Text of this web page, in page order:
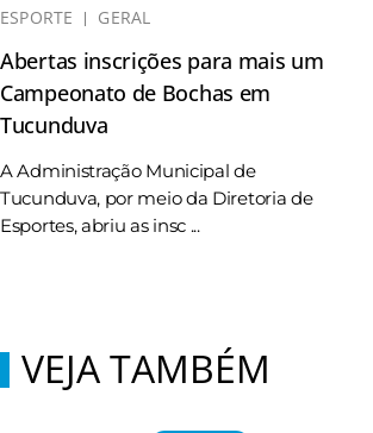
ESPORTE GERAL
Abertas inscrições para mais um
Campeonato de Bochas em
Tucunduva
A Administração Municipal de
Tucunduva, por meio da Diretoria de
Esportes, abriu as insc ...
VEJA TAMBÉM